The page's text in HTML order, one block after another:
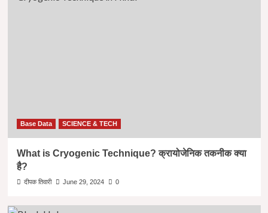
Base Data SCIENCE & TECH
What is Cryogenic Technique? क्रायोजेनिक तकनीक क्या
है?
दीपक तिवारी June 29, 2024 0